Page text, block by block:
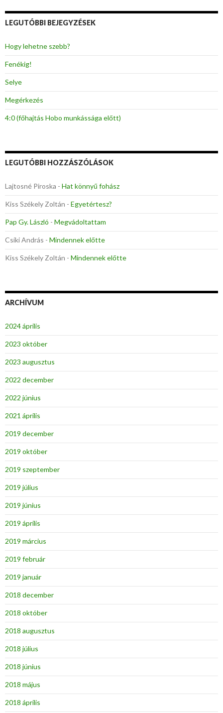
s
é
:
LEGUTÓBBI BEJEGYZÉSEK
Hogy lehetne szebb?
Fenékig!
Selye
Megérkezés
4:0 (főhajtás Hobo munkássága előtt)
LEGUTÓBBI HOZZÁSZÓLÁSOK
Lajtosné Piroska - Hat könnyű fohász
Kiss Székely Zoltán - Egyetértesz?
Pap Gy. László - Megvádoltattam
Csíki András - Mindennek előtte
Kiss Székely Zoltán - Mindennek előtte
ARCHÍVUM
2024 április
2023 október
2023 augusztus
2022 december
2022 június
2021 április
2019 december
2019 október
2019 szeptember
2019 július
2019 június
2019 április
2019 március
2019 február
2019 január
2018 december
2018 október
2018 augusztus
2018 július
2018 június
2018 május
2018 április